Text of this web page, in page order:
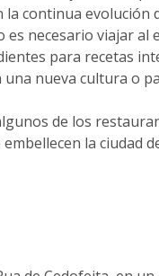
la continua evolución
es necesario viajar al
para recetas
nueva cultura o
de los
la ciudad